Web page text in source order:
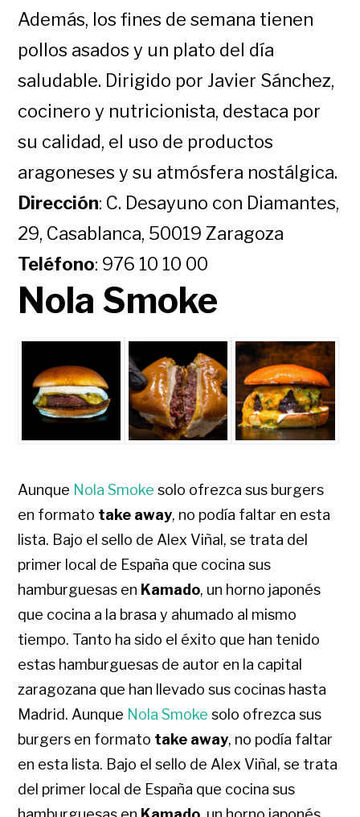
Además, los fines de semana tienen
pollos asados y un plato del día
saludable. Dirigido por Javier Sánchez,
cocinero y nutricionista, destaca por
su calidad, el uso de productos
aragoneses y su atmósfera nostálgica.
Dirección: C. Desayuno con Diamantes,
29, Casablanca, 50019 Zaragoza
Teléfono: 976 10 10 00
Nola Smoke
Aunque Nola Smoke solo ofrezca sus burgers
en formato take away, no podía faltar en esta
lista. Bajo el sello de Alex Viñal, se trata del
primer local de España que cocina sus
hamburguesas en Kamado, un horno japonés
que cocina a la brasa y ahumado al mismo
tiempo. Tanto ha sido el éxito que han tenido
estas hamburguesas de autor en la capital
zaragozana que han llevado sus cocinas hasta
Madrid. Aunque Nola Smoke solo ofrezca sus
burgers en formato take away, no podía faltar
en esta lista. Bajo el sello de Alex Viñal, se trata
del primer local de España que cocina sus